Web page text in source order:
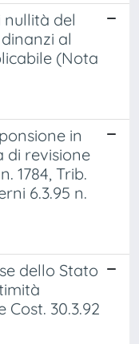
nullità del
al
(Nota
in
di revisione
1784, Trib.
6.3.95 n.
dello Stato
30.3.92